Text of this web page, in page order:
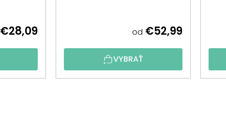
€28,09 od €52,99
VYBRAŤ